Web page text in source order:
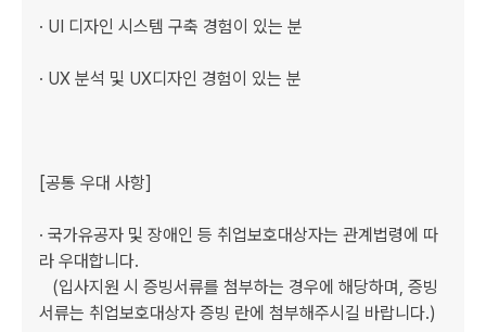
· UI 디자인 시스템 구축 경험이 있는 분
· UX 분석 및 UX디자인 경험이 있는 분
[공통 우대 사항]
· 국가유공자 및 장애인 등 취업보호대상자는 관계법령에 따
라 우대합니다.
서류는 취업보호대상자 증빙 란에 첨부해주시길 바랍니다.)